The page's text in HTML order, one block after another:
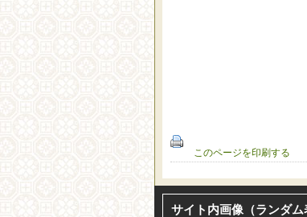
このページを印刷する
サイト内画像（ランダム